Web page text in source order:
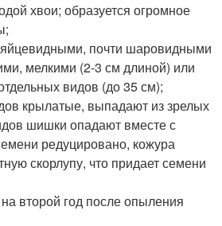
хвои; образуется огромное
почти шаровидными
мелкими (2-3 см длиной) или
видов (до 35 см);
крылатые, выпадают из зрелых
шишки опадают вместе с
редуцировано, кожура
скорлупу, что придает семени
второй год после опыления